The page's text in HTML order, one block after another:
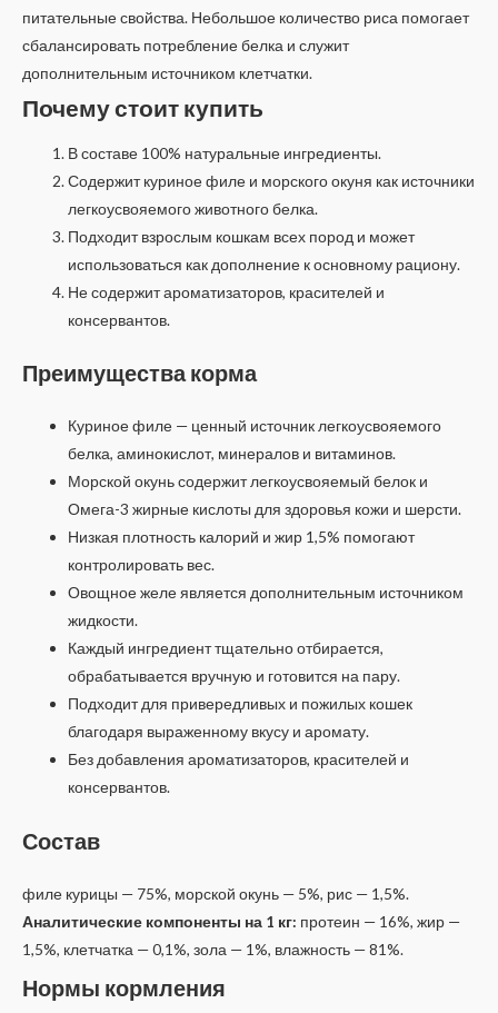
питательные свойства. Небольшое количество риса помогает
сбалансировать потребление белка и служит
дополнительным источником клетчатки.
Почему стоит купить
В составе 100% натуральные ингредиенты.
Содержит куриное филе и морского окуня как источники
легкоусвояемого животного белка.
Подходит взрослым кошкам всех пород и может
использоваться как дополнение к основному рациону.
Не содержит ароматизаторов, красителей и
консервантов.
Преимущества корма
Куриное филе — ценный источник легкоусвояемого
белка, аминокислот, минералов и витаминов.
Морской окунь содержит легкоусвояемый белок и
Омега-3 жирные кислоты для здоровья кожи и шерсти.
Низкая плотность калорий и жир 1,5% помогают
контролировать вес.
Овощное желе является дополнительным источником
жидкости.
Каждый ингредиент тщательно отбирается,
обрабатывается вручную и готовится на пару.
Подходит для привередливых и пожилых кошек
благодаря выраженному вкусу и аромату.
Без добавления ароматизаторов, красителей и
консервантов.
Состав
филе курицы — 75%, морской окунь — 5%, рис — 1,5%.
Аналитические компоненты на 1 кг: протеин — 16%, жир —
1,5%, клетчатка — 0,1%, зола — 1%, влажность — 81%.
Нормы кормления